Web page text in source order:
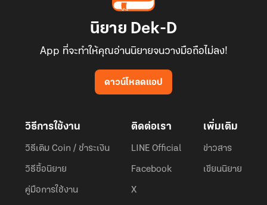
นิยาย Dek-D
App ที่จะทำให้คุณอ่านนิยายจนวางมือถือไม่ลง!
ดาวน์โหลดแอป
วิธีการใช้งาน
วิธีเติม Coin / ชำระเงิน
วิธีซื้อนิยาย
คู่มือการใช้งาน
ติดต่อเรา
LINE Official
Facebook
X
เพิ่มเติม
ข่าวสาร
เขียนนิยาย